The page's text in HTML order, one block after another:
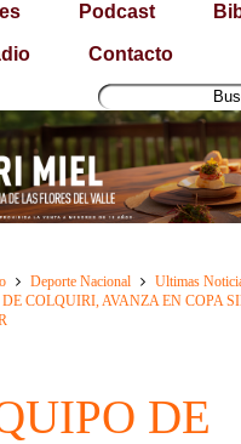
Podcast
Contacto
Deporte Nacional
Ultimas
COLQUIRI, AVANZA EN COPA
DE